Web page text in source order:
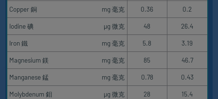
Copper 銅 mg 毫克 0.36 0.2
Iodine 碘 μg 微克 48 26.4
Iron 鐵 mg 毫克 5.8 3.19
Magnesium 鎂 mg 毫克 85 46.7
Manganese 錳 mg 毫克 0.78 0.43
Molybdenum 鉬 μg 微克 28 15.4